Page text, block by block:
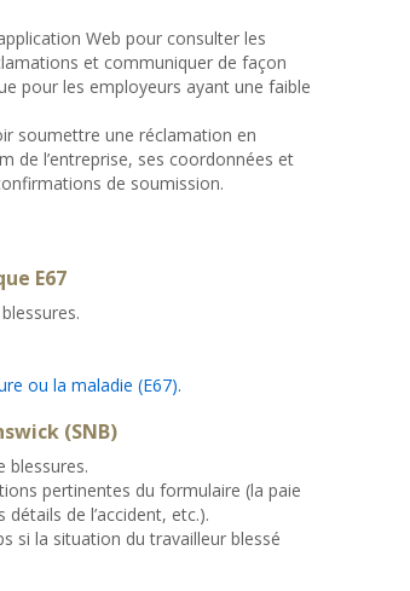
Web pour consulter les
et communiquer de façon
pour les employeurs ayant une faible
soumettre une réclamation en
de l’entreprise, ses coordonnées et
de soumission.
E67
ou la maladie (E67).
(SNB)
blessures.
pertinentes du formulaire (la paie
de l’accident, etc.).
si la situation du travailleur blessé